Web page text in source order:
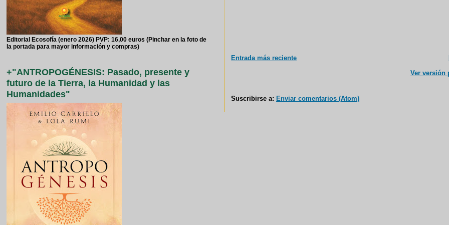
Entrada más reciente
Ver versión
Suscribirse a: Enviar comentarios (Atom)
Editorial Ecosofía (enero 2026) PVP: 16,00 euros (Pinchar en la foto de
la portada para mayor información y compras)
+"ANTROPOGÉNESIS: Pasado, presente y
futuro de la Tierra, la Humanidad y las
Humanidades"